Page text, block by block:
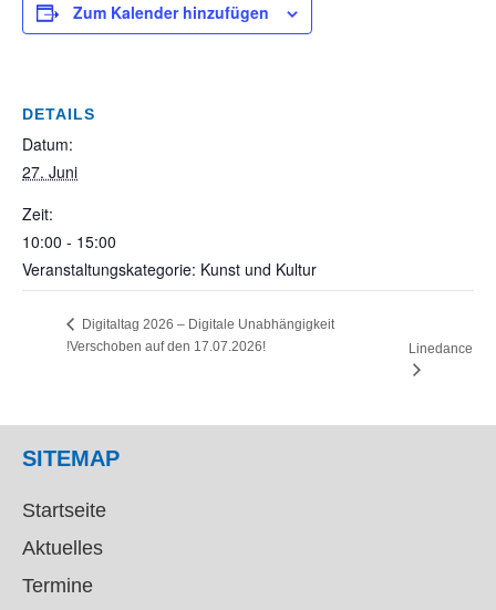
Zum Kalender hinzufügen
DETAILS
Datum:
27. Juni
Zeit:
10:00 - 15:00
Veranstaltungskategorie: Kunst und Kultur
Digitaltag 2026 – Digitale Unabhängigkeit
!Verschoben auf den 17.07.2026!
Linedance
SITEMAP
Startseite
Aktuelles
Termine